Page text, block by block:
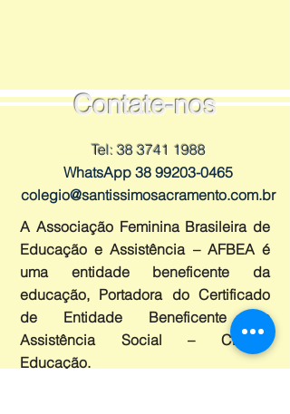
Contate-nos
Tel:38 3741 1988
WhatsApp 38 99203-0465
colegio@santissimosacramento.com.br
A Associação Feminina Brasileira de
Educação e Assistência – AFBEA é
uma entidade beneficente da
educação, Portadora do Certificado
de Entidade Beneficente de
Assistência Social – CEBAS
Educação.